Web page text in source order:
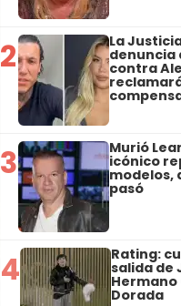
2 La
denuncia
contra
3 Murió
icónico
modelos,
pasó
4 Rating:
salida de
Dorada